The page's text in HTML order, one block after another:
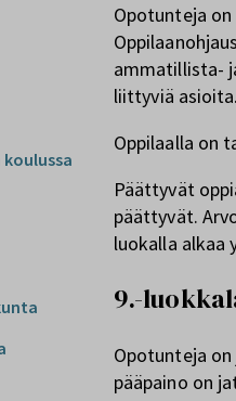
Opotunteja
ammatillista-
liittyviä asioita.
Oppilaalla on
Päättyvät
päättyvät.
luokalla alkaa
9.-
Opotunteja
pääpaino on